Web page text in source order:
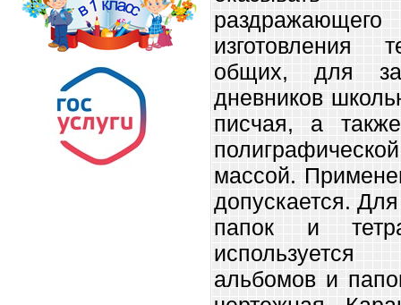
изготовления
общих, для
дневников
писчая, а
массой.
допускается.
папок и
используется
альбомов и